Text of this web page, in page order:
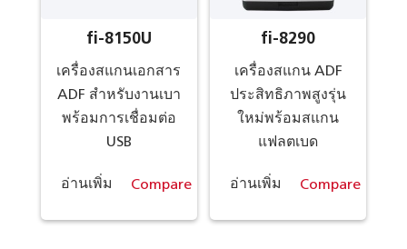
fi-8150U
เครื่องสแกนเอกสาร
ADF สำหรับงานเบา
พร้อมการเชื่อมต่อ
USB
อ่านเพิ่ม Compare
fi-8290
เครื่องสแกน ADF
ประสิทธิภาพสูงรุ่น
ใหม่พร้อมสแกน
แฟลตเบด
อ่านเพิ่ม Compare